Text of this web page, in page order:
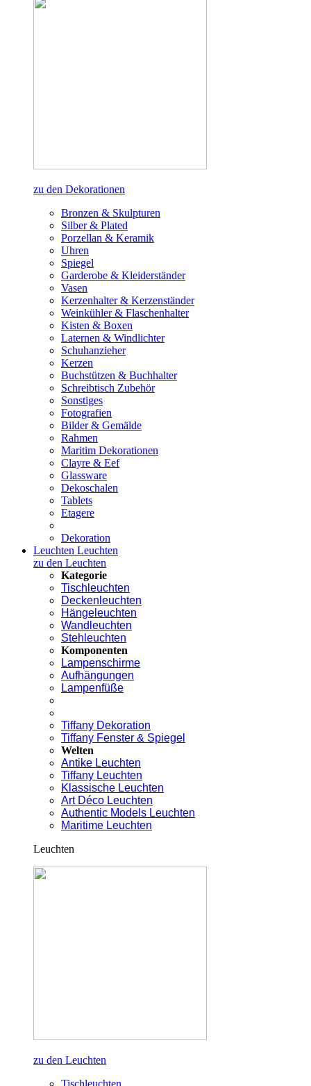
zu den Dekorationen
Bronzen & Skulpturen
Silber & Plated
Porzellan & Keramik
Uhren
Spiegel
Garderobe & Kleiderständer
Vasen
Kerzenhalter & Kerzenständer
Weinkühler & Flaschenhalter
Kisten & Boxen
Laternen & Windlichter
Schuhanzieher
Kerzen
Buchstützen & Buchhalter
Schreibtisch Zubehör
Sonstiges
Fotografien
Bilder & Gemälde
Rahmen
Maritim Dekorationen
Clayre & Eef
Glassware
Dekoschalen
Tablets
Etagere
Dekoration
Leuchten Leuchten
zu den Leuchten
Kategorie
Tischleuchten
Deckenleuchten
Hängeleuchten
Wandleuchten
Stehleuchten
Komponenten
Lampenschirme
Aufhängungen
Lampenfüße
Tiffany Dekoration
Tiffany Fenster & Spiegel
Welten
Antike Leuchten
Tiffany Leuchten
Klassische Leuchten
Art Déco Leuchten
Authentic Models Leuchten
Maritime Leuchten
Leuchten
zu den Leuchten
Tischleuchten